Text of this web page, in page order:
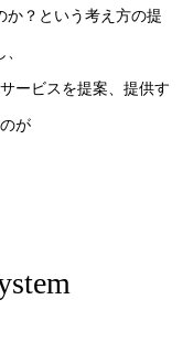
か？という考え方の提
ービスを提案、提供す
が